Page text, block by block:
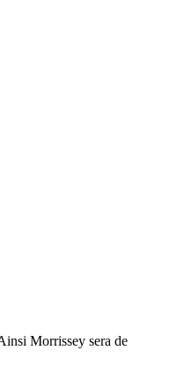
Morrissey sera de